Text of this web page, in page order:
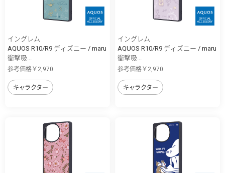
イングレム
AQUOS R10/R9 ディズニー / maru
衝撃吸...
参考価格￥2,970
キャラクター
イングレム
AQUOS R10/R9 ディズニー / maru
衝撃吸...
参考価格￥2,970
キャラクター